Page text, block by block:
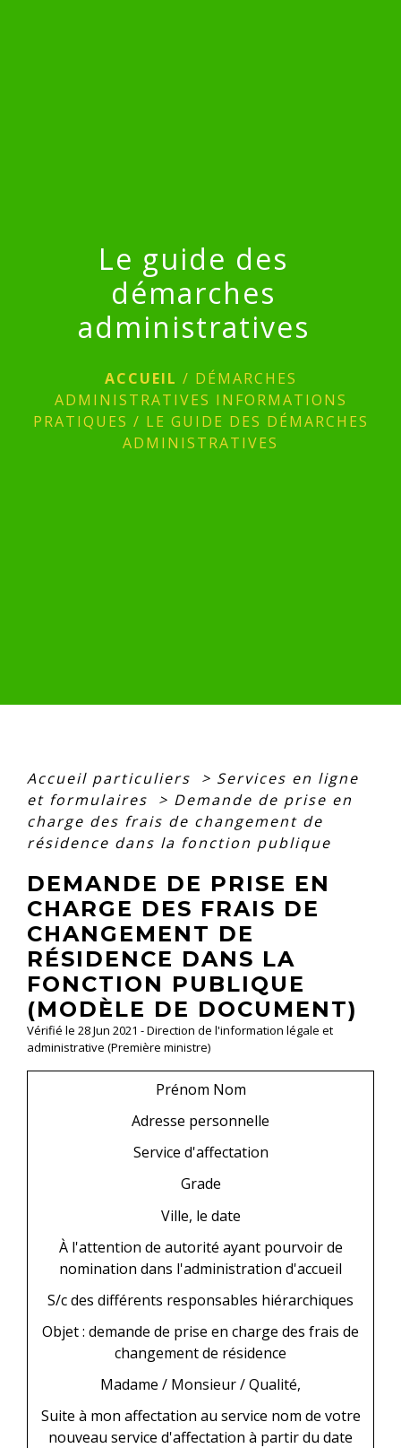
Le guide des
démarches
administratives
ACCUEIL / DÉMARCHES
ADMINISTRATIVES INFORMATIONS
PRATIQUES / LE GUIDE DES DÉMARCHES
ADMINISTRATIVES
Accueil particuliers > Services en ligne
et formulaires
> Demande de prise en
charge des frais de changement de
résidence dans la fonction publique
DEMANDE DE PRISE EN
CHARGE DES FRAIS DE
CHANGEMENT DE
RÉSIDENCE DANS LA
FONCTION PUBLIQUE
(MODÈLE DE DOCUMENT)
Vérifié le 28 Jun 2021 - Direction de l'information légale et
administrative (Première ministre)
Prénom Nom
Adresse personnelle
Service d'affectation
Grade
Ville, le date
À l'attention de autorité ayant pourvoir de
nomination dans l'administration d'accueil
S/cdes différents responsables hiérarchiques
Objet : demande de prise en charge des frais de
changement de résidence
Madame / Monsieur/Qualité,
Suite à mon affectation au service nom de votre
nouveau service d'affectation à partir du date